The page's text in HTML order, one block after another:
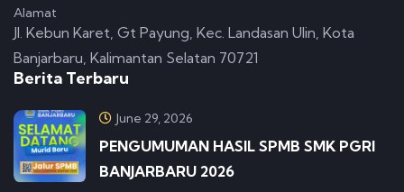
Alamat
Jl. Kebun Karet, Gt Payung, Kec. Landasan Ulin, Kota
Banjarbaru, Kalimantan Selatan 70721
Berita Terbaru
June 29, 2026
PENGUMUMAN HASIL SPMB SMK PGRI
BANJARBARU 2026